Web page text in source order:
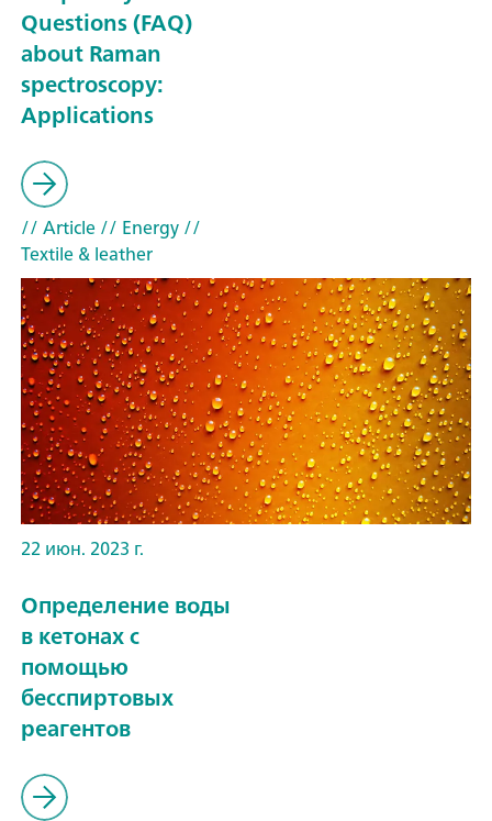
Questions (FAQ)
about Raman
spectroscopy:
Applications
// Article// Energy//
Textile & leather
22 июн. 2023 г.
Определение воды
в кетонах с
помощью
бесспиртовых
реагентов